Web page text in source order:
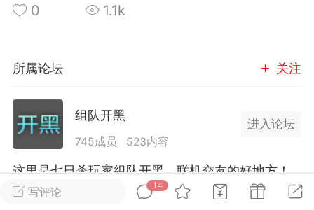
作弊模组的发布规范近期收到一些信息
模组的发布行为：1. *...
汉
71 2.2w
大人
Lv.8
写评论
14
0 1.1k
所属论坛 关注
组队开黑
745成员 523内容
进入论坛
这里是七日杀玩家组队开黑，联机交友的好地方！